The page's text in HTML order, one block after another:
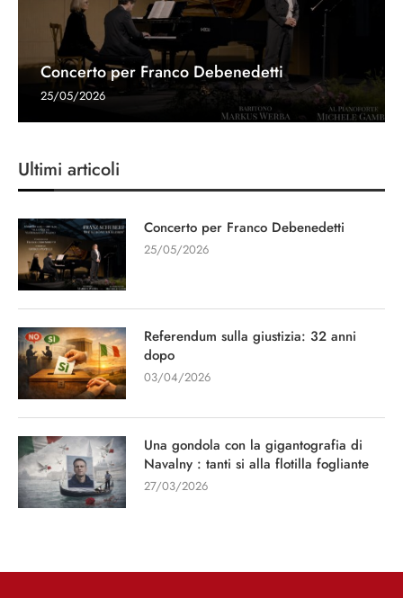
Concerto per Franco Debenedetti
25/05/2026
Ultimi articoli
Concerto per Franco Debenedetti
25/05/2026
Referendum sulla giustizia: 32 anni
dopo
03/04/2026
Una gondola con la gigantografia di
Navalny : tanti si alla flotilla fogliante
27/03/2026